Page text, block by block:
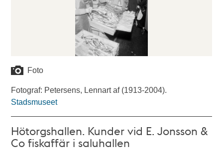
Foto
Fotograf: Petersens, Lennart af (1913-2004).
Stadsmuseet
Hötorgshallen. Kunder vid E. Jonsson &
Co fiskaffär i saluhallen